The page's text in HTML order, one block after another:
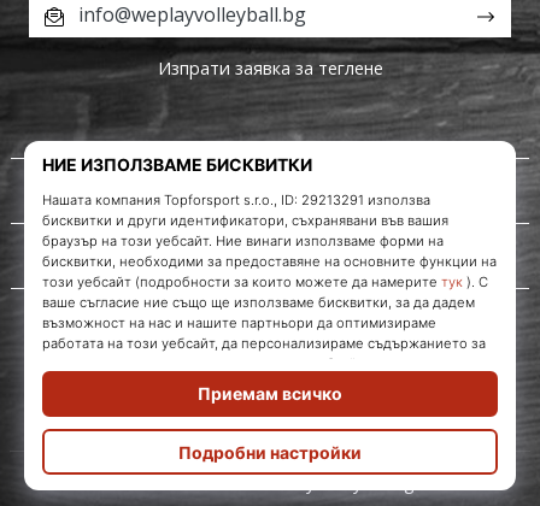
WePlayVolleyball.bg
За нас
Обслужване на клиенти
info@weplayvolleyball.bg
Изпрати заявка за теглене